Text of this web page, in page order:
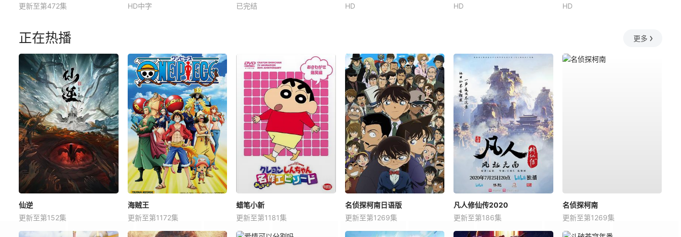
更新至第472集
HD中字
已完结
HD
HD
HD
正在热播 更多
仙逆
更新至第152集
海贼王
更新至第1172集
蜡笔小新
更新至第1181集
名侦探柯南日语版
更新至第1269集
凡人修仙传2020
更新至第186集
名侦探柯南
更新至第1269集